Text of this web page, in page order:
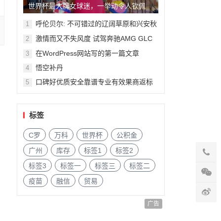
世界杯最大牌女球迷，一举动令人钦佩
1
呼伦贝尔: 不可错过的辽阔草原和兴安秋
2
激情而又不失风度 试驾奔驰AMG GLC
3 在WordPress网站写的第一篇文章
4 悟空补丹
5
口碑好优质安全靠谱专业有效果商返标
标签
C罗 万科 世界杯
公积金
广州
库存 标签1
标签2
标签3
标签一 标签三
标签二
疫苗
融信 贸易
广告